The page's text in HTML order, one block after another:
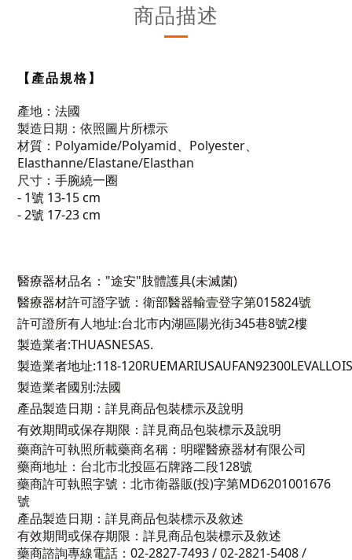
商品描述
【產品規格】
產地：法國
製造日期：依照圖片所標示
材質： Polyamide/Polyamid、Polyester、
Elasthanne/Elastane/Elasthan
尺寸： 手腕繞一圈
- 1號 13-15 cm
- 2號 17-23 cm
醫療器材品名："途安"肢體護具(未滅菌)
醫療器材許可證字號：衛部醫器輸壹登字第015824號
許可證所有人地址:台北市内湖區陽光街345巷8號2樓
製造業者:THUASNESAS.
製造業者地址:118-
製造業者國別:法國
產品製造日期：詳見商品包裝標示及說明
有效期間或保存期限：詳見商品包裝標示及說明
藥商許可執照所載藥商名稱：明曜醫療器材有限公司
藥商地址：台北市北投區石牌路二段128號
藥商許可執照字號：北市衛器販(投)字第MD6201001676
號
產品製造日期：詳見商品包裝標示及敘述
有效期間或保存期限：詳見商品包裝標示及敘述
藥商諮詢專線電話：02-2827-7493 / 02-2821-5408 /